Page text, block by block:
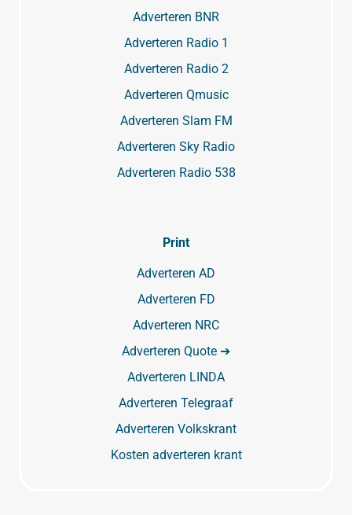
Adverteren BNR
Adverteren Radio 1
Adverteren Radio 2
Adverteren Qmusic
Adverteren Slam FM
Adverteren Sky Radio
Adverteren Radio 538
Print
Adverteren AD
Adverteren FD
Adverteren NRC
Adverteren Quote ➔
Adverteren LINDA
Adverteren Telegraaf
Adverteren Volkskrant
Kosten adverteren krant